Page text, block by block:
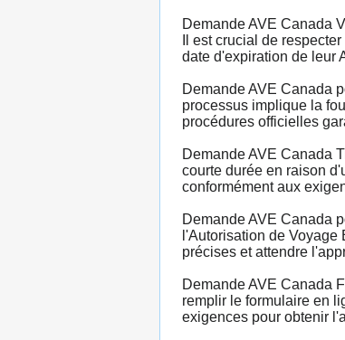
Demande AVE Canada
Il est crucial de
date d'expiration de leur
Demande AVE Canada
processus implique la
procédures officielles
Demande AVE Canada
courte durée en raison
conformément aux
Demande AVE Canada
l'Autorisation de
précises et attendre
Demande AVE Canada
remplir le formulaire en
exigences pour obtenir